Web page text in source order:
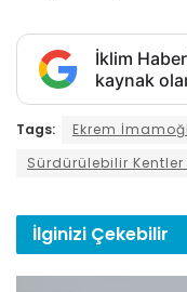
İklim
kaynak
Tags: Ekrem
Sürdürülebilir Kentler
İlginizi Çekebilir